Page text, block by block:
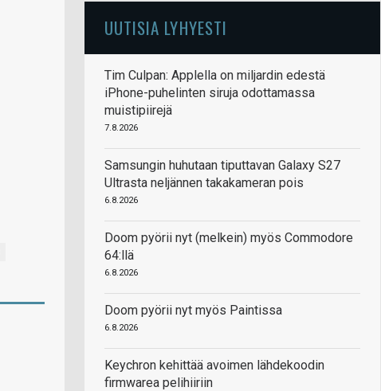
UUTISIA LYHYESTI
Tim Culpan: Applella on miljardin edestä
iPhone-puhelinten siruja odottamassa
muistipiirejä
7.8.2026
Samsungin huhutaan tiputtavan Galaxy S27
Ultrasta neljännen takakameran pois
6.8.2026
Doom pyörii nyt (melkein) myös Commodore
64:llä
6.8.2026
Doom pyörii nyt myös Paintissa
6.8.2026
Keychron kehittää avoimen lähdekoodin
firmwarea pelihiiriin